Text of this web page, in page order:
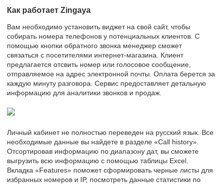
Как работает Zingaya
Вам необходимо установить виджет на свой сайт, чтобы
собирать номера телефонов у потенциальных клиентов. С
помощью кнопки обратного звонка менеджер сможет
связаться с посетителями интернет-магазина. Клиент
предлагается отсвить номер или голосовое сообщение,
отправляемое на адрес электронной почты. Оплата берется за
каждую минуту разговора. Сервис предоставляет детальную
информацию для аналитики звонков и продаж.
Личный кабинет не полностью переведен на русский язык. Все
необходимые данные вы найдете в разделе «Call history».
Отсортировав информацию по диапазону дат, вы сможете
выгрузить всю информацию с помощью таблицы Excel.
Вкладка «Features» поможет сформировать черные листы для
избранных номеров и IP, посмотреть данные статистики по